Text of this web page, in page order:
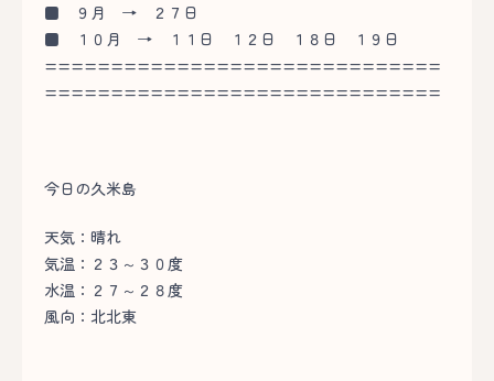
■ ９月 → ２７日
■ １０月 → １１日 １２日 １８日 １９日
==============================
==============================
今日の久米島
天気：晴れ
気温：２３～３０度
水温：２７～２８度
風向：北北東